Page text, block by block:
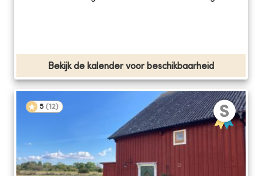
Bekijk de kalender voor beschikbaarheid
5 (12)